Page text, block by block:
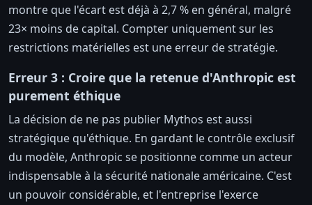
montre que l'écart est déjà à 2,7 % en général, malgré
23× moins de capital. Compter uniquement sur les
restrictions matérielles est une erreur de stratégie.
Erreur 3 : Croire que la retenue d'Anthropic est
purement éthique
La décision de ne pas publier Mythos est aussi
stratégique qu'éthique. En gardant le contrôle exclusif
du modèle, Anthropic se positionne comme un acteur
indispensable à la sécurité nationale américaine. C'est
un pouvoir considérable, et l'entreprise l'exerce